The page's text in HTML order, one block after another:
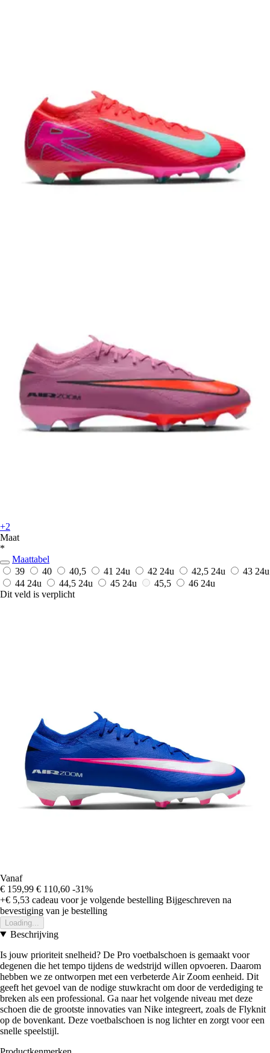
+2
Maat
*
Maattabel
39
40 40,5 41 24u 42 24u 42,5 24u 43 24u
44 24u 44,5 24u 45 24u 45,5 46 24u
Dit veld is verplicht
Vanaf
€ 159,99 € 110,60 -31%
+€ 5,53 cadeau voor je volgende bestelling Bijgeschreven na
bevestiging van je bestelling
Loading...
Beschrijving
Is jouw prioriteit snelheid? De Pro voetbalschoen is gemaakt voor
degenen die het tempo tijdens de wedstrijd willen opvoeren. Daarom
hebben we ze ontworpen met een verbeterde Air Zoom eenheid. Dit
geeft het gevoel van de nodige stuwkracht om door de verdediging te
breken als een professional. Ga naar het volgende niveau met deze
schoen die de grootste innovaties van Nike integreert, zoals de Flyknit
op de bovenkant. Deze voetbalschoen is nog lichter en zorgt voor een
snelle speelstijl.